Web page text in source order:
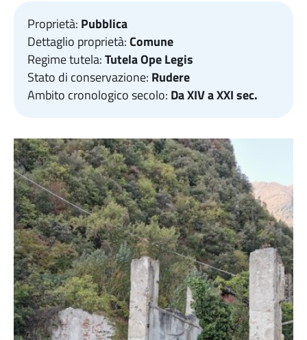
Proprietà: Pubblica
Dettaglio proprietà:Comune
Regime tutela:Tutela Ope Legis
Stato di conservazione: Rudere
Ambito cronologico secolo: Da XIV a XXI sec.